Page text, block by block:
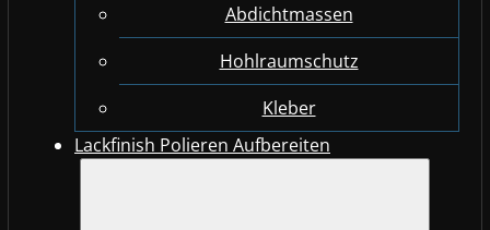
Abdichtmassen
Hohlraumschutz
Kleber
Lackfinish Polieren Aufbereiten